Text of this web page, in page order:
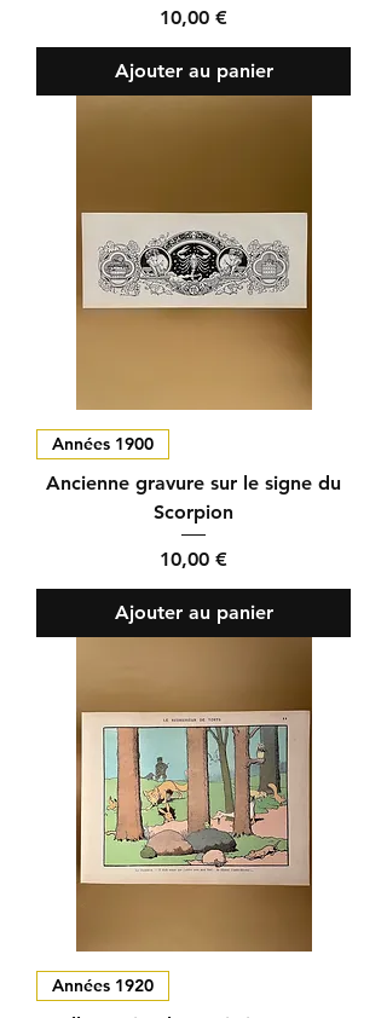
Prix
10,00 €
Ajouter au panier
Années 1900
Ancienne gravure sur le signe du
Scorpion
Prix
10,00 €
Ajouter au panier
Années 1920